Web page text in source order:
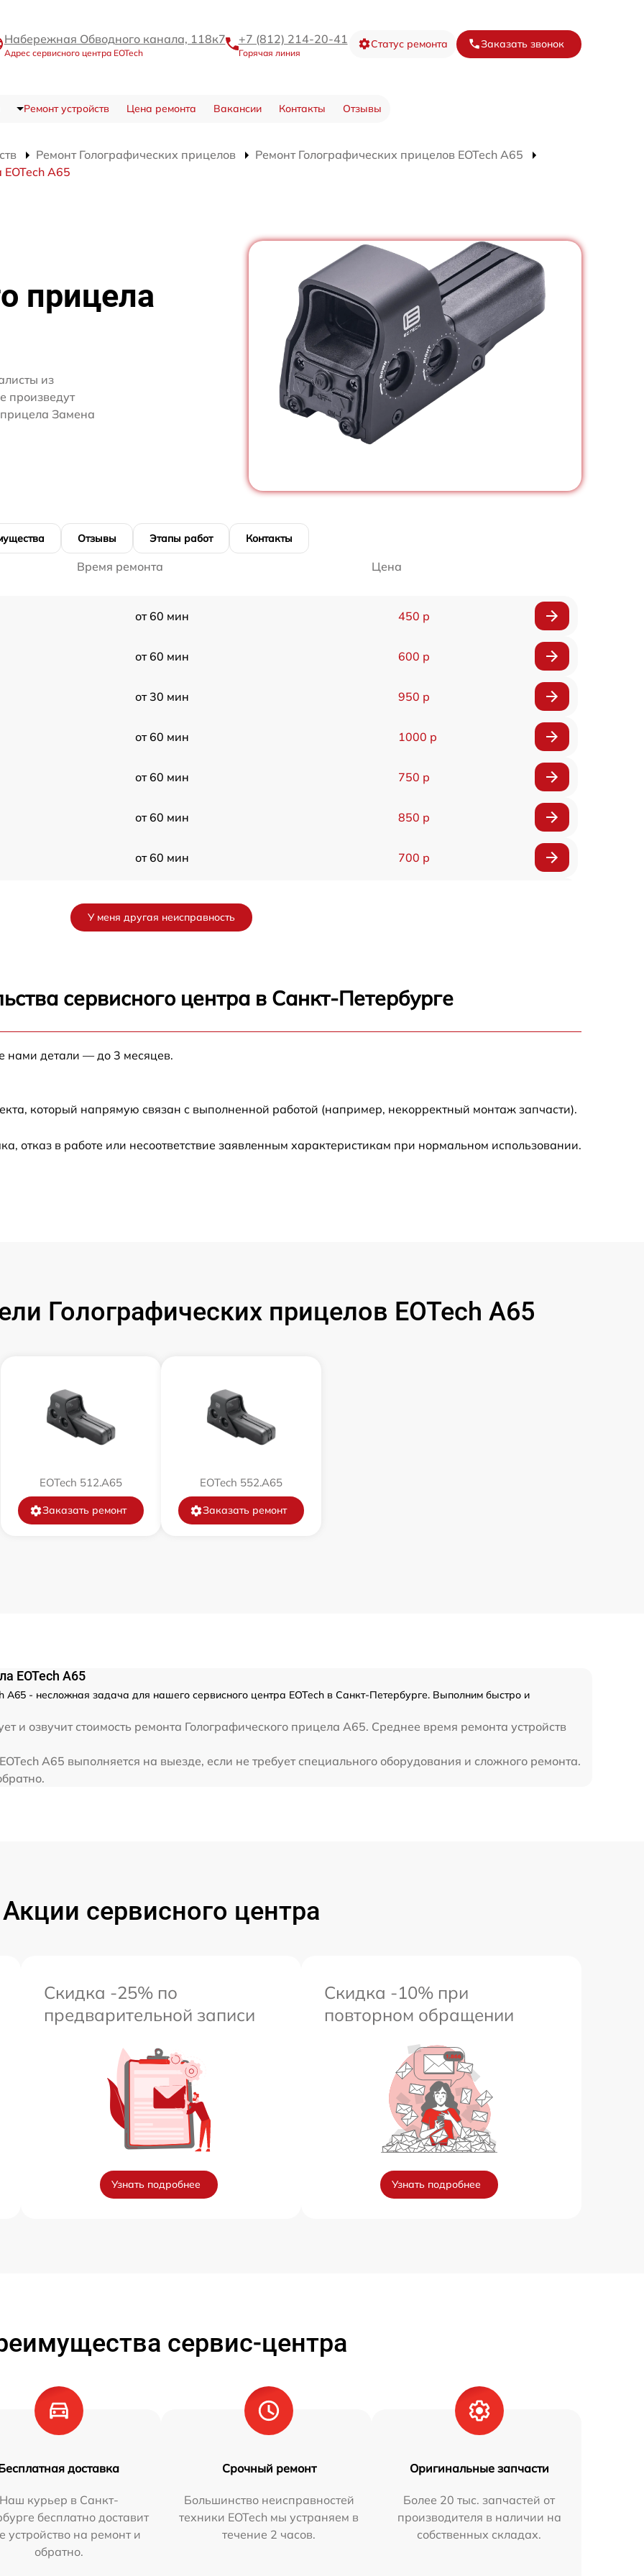
Набережная Обводного канала, 118к7
Адрес сервисного центра EOTech
+7 (812) 214-20-41
Горячая линия
Статус ремонта Заказать звонок
Ремонт устройств Цена ремонта Вакансии Контакты Отзывы
Ремонт Голографических прицелов
Ремонт Голографических прицелов EOTech A65
A65
прицела
из
произведут
прицела Замена
Отзывы Этапы работ Контакты
Время ремонта Цена
от 60 мин 450 р
от 60 мин 600 р
от 30 мин 950 р
от 60 мин 1000 р
от 60 мин 750 р
от 60 мин 850 р
от 60 мин 700 р
от 60 мин
от 30 мин 1600 р
от 60 мин 600 р
У меня другая неисправность
сервисного центра в Санкт-Петербурге
нами детали — до 3 месяцев.
который напрямую связан с выполненной работой (например, некорректный монтаж запчасти).
отказ в работе или несоответствие заявленным характеристикам при нормальном использовании.
Голографических прицелов EOTech A65
EOTech 512.A65
Заказать ремонт
EOTech 552.A65
Заказать ремонт
EOTech A65
A65 - несложная задача для нашего сервисного центра EOTech в Санкт-Петербурге. Выполним быстро и
и озвучит стоимость ремонта Голографического прицела A65. Среднее время ремонта устройств
A65 выполняется на выезде, если не требует специального оборудования и сложного ремонта.
Акции сервисного центра
Скидка -25% по
предварительной записи
Узнать подробнее
Скидка -10% при
повторном обращении
Узнать подробнее
сервис-центра
доставка
Наш курьер в Санкт-
бесплатно доставит
устройство на ремонт и
обратно.
Срочный ремонт
Большинство неисправностей
техники EOTech мы устраняем в
течение 2 часов.
Оригинальные запчасти
Более 20 тыс. запчастей от
производителя в наличии на
собственных складах.